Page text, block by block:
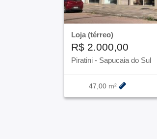
Loja (térreo)
R$ 2.000,00
Piratini - Sapucaia do Sul
47,00 m²